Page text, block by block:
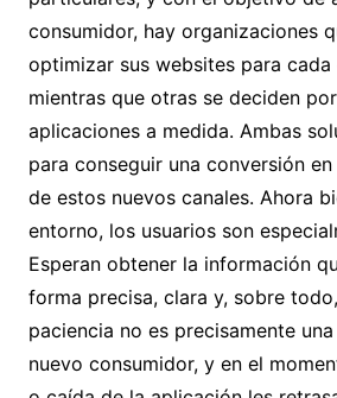
consumidor, hay organizaciones
optimizar sus websites para
mientras que otras se deciden
aplicaciones a medida. Ambas
para conseguir una conversión
de estos nuevos canales. Ahora
entorno, los usuarios son
Esperan obtener la información
forma precisa, clara y, sobre
paciencia no es precisamente
nuevo consumidor, y en el